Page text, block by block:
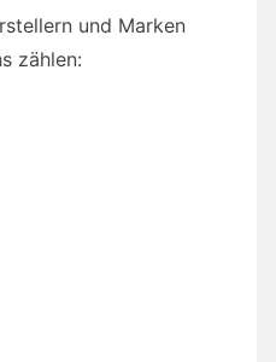
und Marken
zählen: